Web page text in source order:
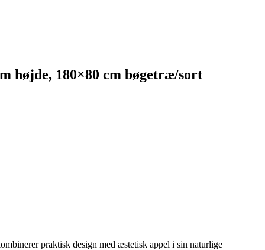
højde, 180×80 cm bøgetræ/sort
praktisk design med æstetisk appel i sin naturlige